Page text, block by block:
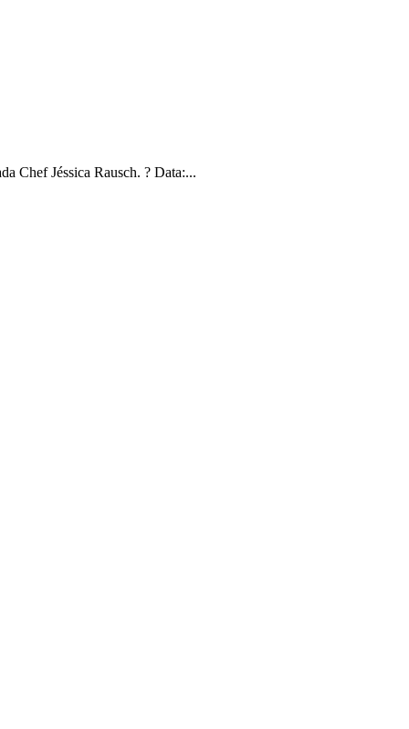
Chef Jéssica Rausch. ? Data:...